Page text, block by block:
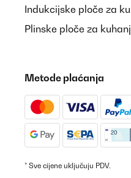
Indukcijske ploče za
Plinske ploče za
Metode plaćanja
* Sve cijene uključuju PDV.